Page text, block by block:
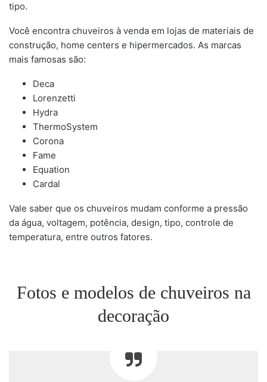
tipo.
Você encontra chuveiros à venda em lojas de materiais de
construção, home centers e hipermercados. As marcas
mais famosas são:
Deca
Lorenzetti
Hydra
ThermoSystem
Corona
Fame
Equation
Cardal
Vale saber que os chuveiros mudam conforme a pressão
da água, voltagem, potência, design, tipo, controle de
temperatura, entre outros fatores.
Fotos e modelos de chuveiros na
decoração